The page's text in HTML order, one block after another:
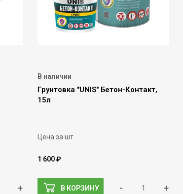
+
В наличии
Грунтовка "UNIS" Бетон-Контакт,
15л
Цена за шт
1 600 ₽
В КОРЗИНУ - +